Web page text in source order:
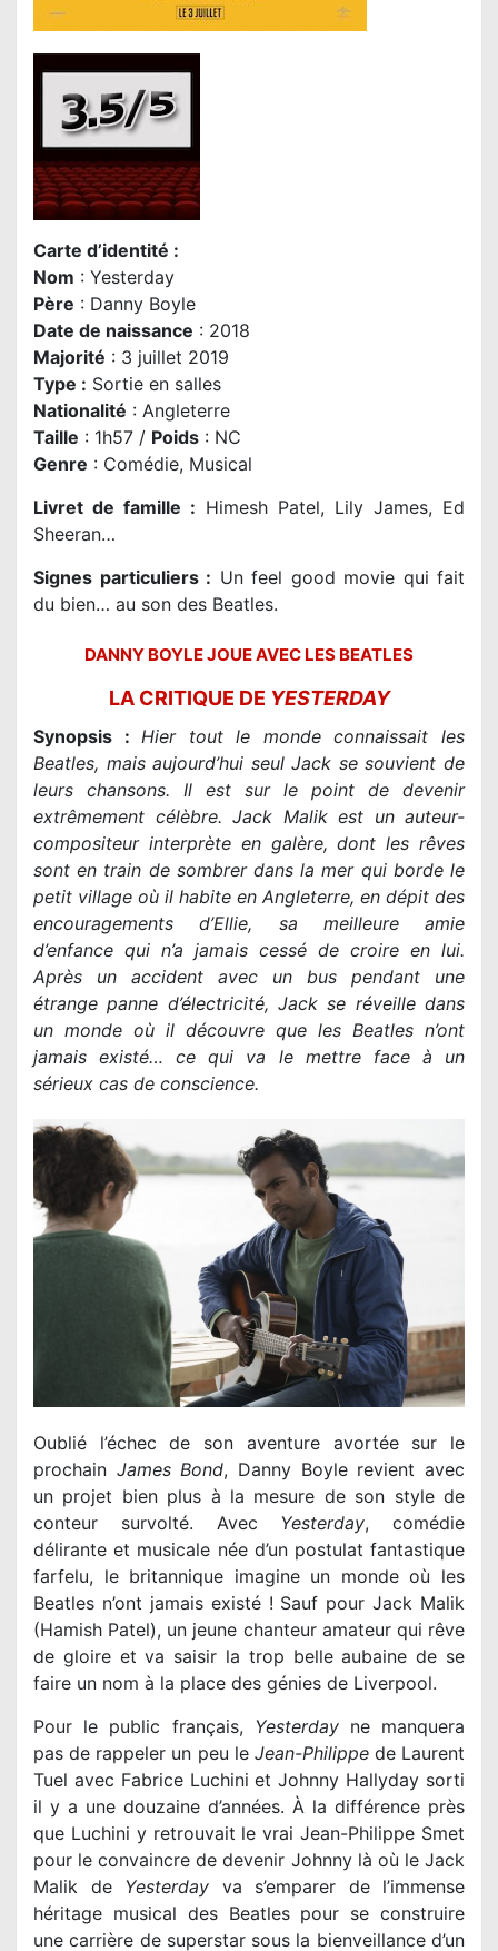
Carte d’identité :
Nom : Yesterday
Père : Danny Boyle
Date de naissance : 2018
Majorité : 3 juillet 2019
Type : Sortie en salles
Nationalité : Angleterre
Taille : 1h57 / Poids : NC
Genre : Comédie, Musical
Livret de famille : Himesh Patel, Lily James, Ed
Sheeran…
Signes particuliers : Un feel good movie qui fait
du bien… au son des Beatles.
DANNY BOYLE JOUE AVEC LES BEATLES
LA CRITIQUE DE YESTERDAY
Synopsis :Hier tout le monde connaissait les
Beatles, mais aujourd’hui seul Jack se souvient de
leurs chansons. Il est sur le point de devenir
extrêmement célèbre. Jack Malik est un auteur-
compositeur interprète en galère, dont les rêves
sont en train de sombrer dans la mer qui borde le
petit village où il habite en Angleterre, en dépit des
encouragements d’Ellie, sa meilleure amie
d’enfance qui n’a jamais cessé de croire en lui.
Après un accident avec un bus pendant une
étrange panne d’électricité, Jack se réveille dans
un monde où il découvre que les Beatles n’ont
jamais existé… ce qui va le mettre face à un
sérieux cas de conscience.
Oublié l’échec de son aventure avortée sur le
prochain James Bond, Danny Boyle revient avec
un projet bien plus à la mesure de son style de
conteur survolté. Avec Yesterday, comédie
délirante et musicale née d’un postulat fantastique
farfelu, le britannique imagine un monde où les
Beatles n’ont jamais existé ! Sauf pour Jack Malik
(Hamish Patel), un jeune chanteur amateur qui rêve
de gloire et va saisir la trop belle aubaine de se
faire un nom à la place des génies de Liverpool.
Pour le public français, Yesterdayne manquera
pas de rappeler un peu le Jean-Philippede Laurent
Tuel avec Fabrice Luchini et Johnny Hallyday sorti
il y a une douzaine d’années. À la différence près
que Luchini y retrouvait le vrai Jean-Philippe Smet
pour le convaincre de devenir Johnny là où le Jack
Malik de Yesterday va s’emparer de l’immense
héritage musical des Beatles pour se construire
une carrière de superstar sous la bienveillance d’un